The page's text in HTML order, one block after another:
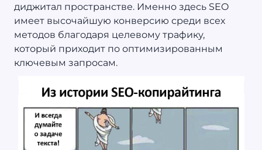
диджитал пространстве. Именно здесь SEO
имеет высочайшую конверсию среди всех
методов благодаря целевому трафику,
который приходит по оптимизированным
ключевым запросам.